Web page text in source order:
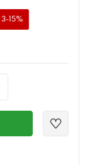
15%